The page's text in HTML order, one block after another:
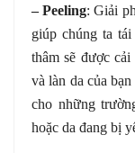
– Peeling: Giải
giúp chúng ta
thâm sẽ được
và làn da của
cho những
hoặc da đang bị